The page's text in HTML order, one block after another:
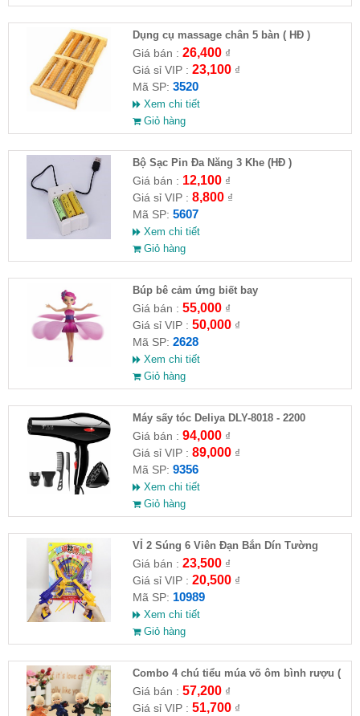
Dụng cụ massage chân 5 bàn ( HĐ )
Giá bán : 26,400₫
Giá sỉ VIP : 23,100₫
Mã SP: 3520
Xem chi tiết
Giỏ hàng
Bộ Sạc Pin Đa Năng 3 Khe (HĐ )
Giá bán : 12,100₫
Giá sỉ VIP : 8,800₫
Mã SP: 5607
Xem chi tiết
Giỏ hàng
​Búp bê cảm ứng biết bay
Giá bán : 55,000₫
Giá sỉ VIP : 50,000₫
Mã SP: 2628
Xem chi tiết
Giỏ hàng
Máy sấy tóc Deliya DLY-8018 - 2200
Giá bán : 94,000₫
Giá sỉ VIP : 89,000₫
Mã SP: 9356
Xem chi tiết
Giỏ hàng
VỈ 2 Súng 6 Viên Đạn Bắn Dín Tường
Giá bán : 23,500₫
Giá sỉ VIP : 20,500₫
Mã SP: 10989
Xem chi tiết
Giỏ hàng
Combo 4 chú tiểu múa võ ôm bình rượu (
HĐ )
Giá bán : 57,200₫
Giá sỉ VIP : 51,700₫